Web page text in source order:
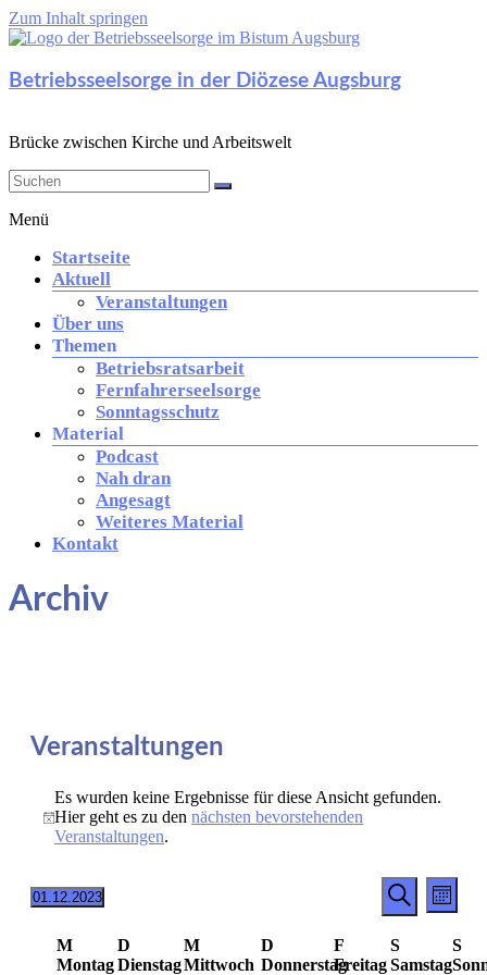
Zum Inhalt springen
Betriebsseelsorge in der Diözese Augsburg
Brücke zwischen Kirche und Arbeitswelt
Menü
Startseite
Aktuell
Veranstaltungen
Über uns
Themen
Betriebsratsarbeit
Fernfahrerseelsorge
Sonntagsschutz
Material
Podcast
Nah dran
Angesagt
Weiteres Material
Kontakt
Archiv
Veranstaltungen
Hinweis
Es wurden keine Ergebnisse für diese Ansicht gefunden.
Hier geht es zu den nächsten bevorstehenden
Veranstaltungen.
Suche
und
Suche
Monat
01.12.2023
wählen.
Kalender
M
Montag
D
Dienstag
M
Mittwoch
D
Donnerstag
F
Freitag
S
Samstag
S